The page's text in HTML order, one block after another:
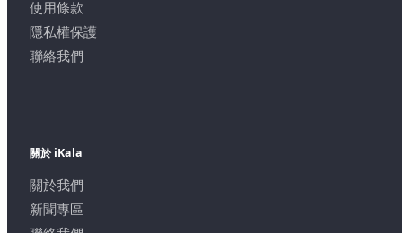
使用條款
隱私權保護
聯絡我們
關於 iKala
關於我們
新聞專區